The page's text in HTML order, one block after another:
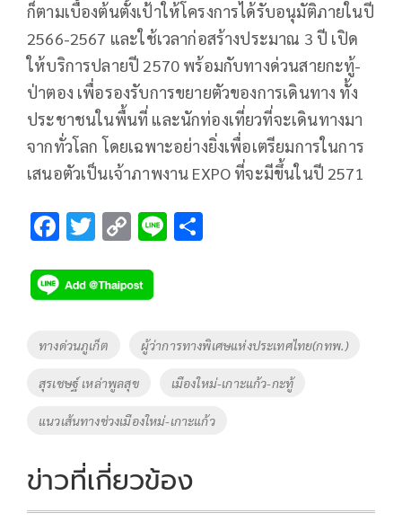
ก็ตามเบื้องต้นตั้งเป้าให้โครงการได้รับอนุมัติภายในปี
2566-2567 และใช้เวลาก่อสร้างประมาณ 3 ปี เปิด
ให้บริการปลายปี 2570 พร้อมกับทางด่วนสายกะทู้-
ป่าตอง เพื่อรองรับการขยายตัวของการเดินทาง ทั้ง
ประชาชนในพื้นที่ และนักท่องเที่ยวที่จะเดินทางมา
จากทั่วโลก โดยเฉพาะอย่างยิ่งเพื่อเตรียมการในการ
เสนอตัวเป็นเจ้าภาพงาน EXPO ที่จะมีขึ้นในปี 2571
F
e
b
o
o
k
T
tt
er
C
p
y
Li
n
k
Li
Tags
ทางด่วนภูเก็ต ผู้ว่าการทางพิเศษแห่งประเทศไทย(กทพ.)
สุรเชษฐ์ เหล่าพูลสุข เมืองใหม่-เกาะแก้ว-กะทู้
แนวเส้นทางช่วงเมืองใหม่-เกาะแก้ว
ข่าวที่เกี่ยวข้อง